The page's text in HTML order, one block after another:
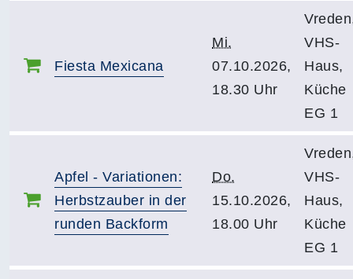
Fiesta Mexicana
Mi.
07.10.2026,
18.30 Uhr
VHS-
Haus,
Küche
EG 1
Apfel - Variationen:
Herbstzauber in der
runden Backform
Do.
15.10.2026,
18.00 Uhr
VHS-
Haus,
Küche
EG 1